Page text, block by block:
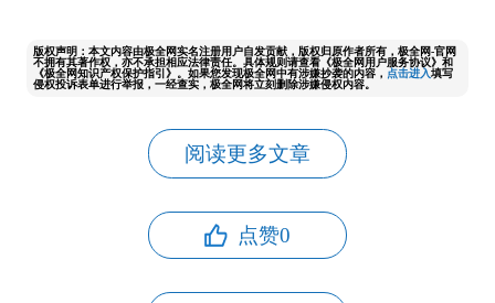
版权声明：本文内容由极全网实名注册用户自发贡献，版权归原作者所有，极全网-官网
不拥有其著作权，亦不承担相应法律责任。具体规则请查看《极全网用户服务协议》和
《极全网知识产权保护指引》。如果您发现极全网中有涉嫌抄袭的内容， 点击进入填写
侵权投诉表单进行举报，一经查实，极全网将立刻删除涉嫌侵权内容。
阅读更多文章
点赞0